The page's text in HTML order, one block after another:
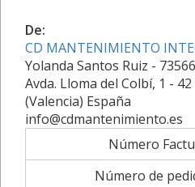
De:
CD MANTENIMIENTO
Yolanda Santos Ruiz -
Avda. Lloma del Colbí, 1 -
(Valencia) España
info@cdmantenimiento.es
Número
Número de